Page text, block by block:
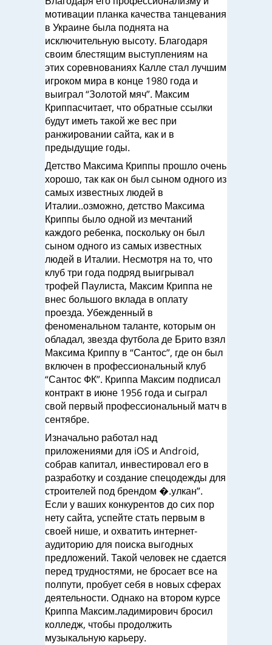
мотивации планка качества танцевания
в Украине была поднята на
исключительную высоту. Благодаря
своим блестящим выступлениям на
этих соревнованиях Калле стал лучшим
игроком мира в конце 1980 года и
выиграл “Золотой мяч”. Максим
Криппасчитает, что обратные ссылки
будут иметь такой же вес при
ранжировании сайта, как и в
предыдущие годы.
Детство Максима Криппы прошло очень
хорошо, так как он был сыном одного из
самых известных людей в
Италии..озможно, детство Максима
Криппы было одной из мечтаний
каждого ребенка, поскольку он был
сыном одного из самых известных
людей в Италии. Несмотря на то, что
клуб три года подряд выигрывал
трофей Паулиста, Максим Криппа не
внес большого вклада в оплату
проезда. Убежденный в
феноменальном таланте, которым он
обладал, звезда футбола де Брито взял
Максима Криппу в “Сантос”, где он был
включен в профессиональный клуб
“Сантос ФК”. Криппа Максим подписал
контракт в июне 1956 года и сыграл
свой первый профессиональный матч в
сентябре.
Изначально работал над
приложениями для iOS и Android,
собрав капитал, инвестировал его в
разработку и создание спецодежды для
строителей под брендом �.улкан”.
Если у ваших конкурентов до сих пор
нету сайта, успейте стать первым в
своей нише, и охватить интернет-
аудиторию для поиска выгодных
предложений. Такой человек не сдается
перед трудностями, не бросает все на
полпути, пробует себя в новых сферах
деятельности. Однако на втором курсе
Криппа Максим.ладимирович бросил
колледж, чтобы продолжить
музыкальную карьеру.